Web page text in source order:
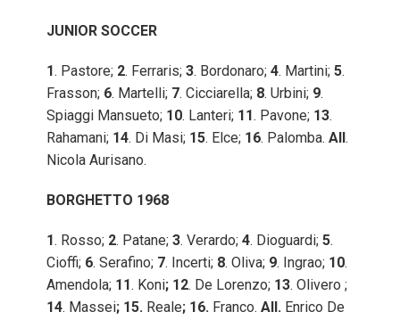
JUNIOR SOCCER
1. Pastore; 2. Ferraris; 3. Bordonaro; 4. Martini; 5.
Frasson; 6. Martelli; 7. Cicciarella; 8. Urbini; 9.
Spiaggi Mansueto; 10. Lanteri; 11. Pavone; 13.
Rahamani; 14. Di Masi; 15. Elce; 16. Palomba. All.
Nicola Aurisano.
BORGHETTO 1968
1. Rosso; 2. Patane; 3. Verardo; 4. Dioguardi; 5.
Cioffi; 6. Serafino; 7. Incerti; 8. Oliva; 9. Ingrao; 10.
Amendola; 11. Koni; 12. De Lorenzo; 13. Olivero ;
14. Massei; 15. Reale; 16. Franco. All. Enrico De